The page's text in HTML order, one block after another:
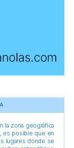
la zona geográfica
es posible que en
lugares donde se